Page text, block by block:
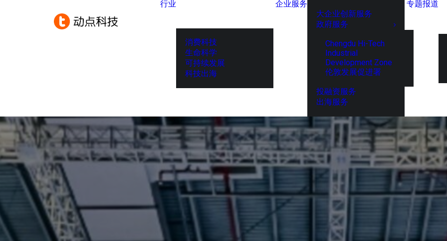
行业
消费科技
生命科学
可持续发展
科技出海
企业服务
大企业创新服务
政府服务
Chengdu Hi-Tech
Industrial
Development Zone
伦敦发展促进署
投融资服务
出海服务
专题报道